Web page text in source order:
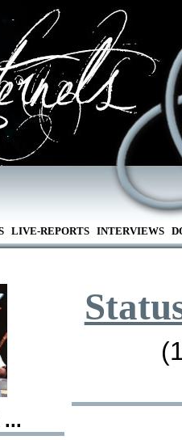
LIVE-REPORTS INTERVIEWS
...